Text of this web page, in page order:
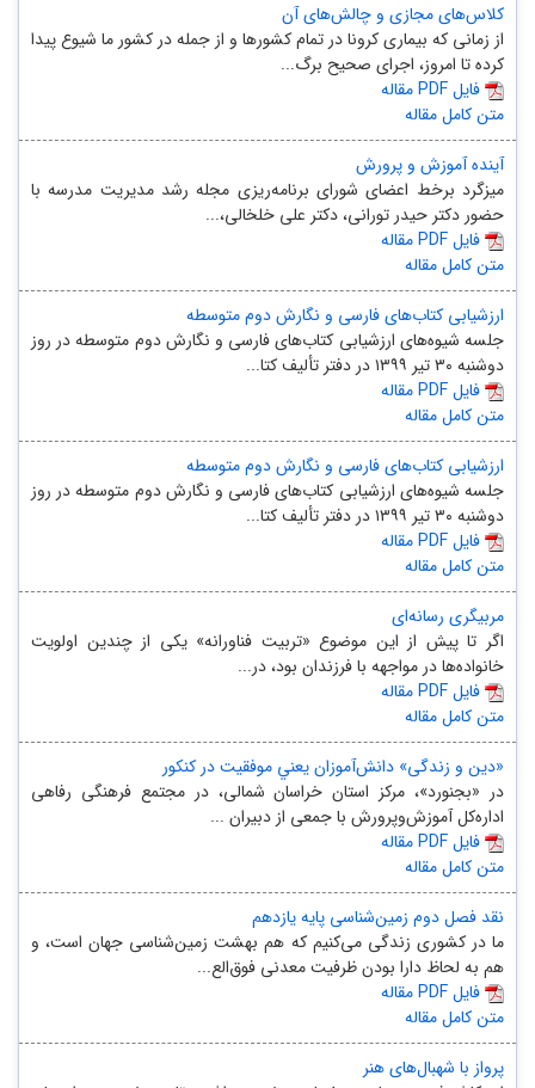
کلاس‌های مجازی و چالش‌های ‏آن
از زمانی که بیماری کرونا در تمام کشورها و از جمله در کشور ما شیوع پیدا
کرده تا امروز، اجرای صحیح برگ...
مقاله PDF فایل
متن کامل مقاله
آینده آموزش و پرورش
میزگرد برخط اعضای شورای برنامه‌ریزی مجله رشد مدیریت مدرسه با
حضور دکتر حیدر تورانی، دکتر علی خلخالی،...
مقاله PDF فایل
متن کامل مقاله
ارزشیابی کتاب‌های فارسی و نگارش دوم متوسطه
جلسه شیوه‌های ارزشیابی کتاب‌های فارسی و نگارش دوم متوسطه در روز
دوشنبه ۳۰ تیر ۱۳۹۹ در دفتر تألیف کتا...
مقاله PDF فایل
متن کامل مقاله
ارزشیابی کتاب‌های فارسی و نگارش دوم متوسطه
جلسه شیوه‌های ارزشیابی کتاب‌های فارسی و نگارش دوم متوسطه در روز
دوشنبه ۳۰ تیر ۱۳۹۹ در دفتر تألیف کتا...
مقاله PDF فایل
متن کامل مقاله
مربیگری رسانه‌ای
اگر تا پیش از این موضوع «تربیت فناورانه» یکی از چندین اولویت
خانواده‌ها در مواجهه با فرزندان بود، در...
مقاله PDF فایل
متن کامل مقاله
«دین و زندگی» دانش‌آموزان یعني موفقیت در کنکور
در «بجنورد»، مرکز استان خراسان شمالی، در مجتمع فرهنگی رفاهی
اداره‌کل آموزش‌وپرورش با جمعی از دبیران ...
مقاله PDF فایل
متن کامل مقاله
نقد فصل دوم زمین‌شناسی پایه یازدهم
ما در کشوری زندگی می‌کنیم که هم بهشت زمین‌شناسی جهان است، و
هم به لحاظ دارا بودن ظرفیت معدنی فوق‌الع...
مقاله PDF فایل
متن کامل مقاله
پرواز با شهبال‌های هنر